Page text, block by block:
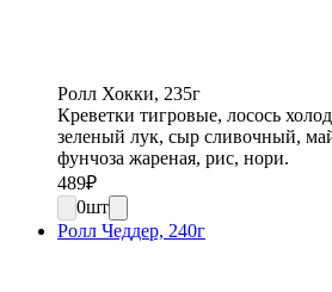
Ролл Хокки, 235г
Креветки тигровые, лосось
зеленый лук, сыр сливочный,
фунчоза жареная, рис, нори.
489₽
0шт
Ролл Чеддер, 240г